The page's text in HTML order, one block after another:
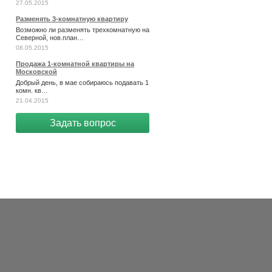
27.05.2015
Разменять 3-комнатную квартиру
Возможно ли разменять трехкомнатную на
Северной, нов.план…
08.05.2015
Продажа 1-комнатной квартиры на
Московской
Добрый день, в мае собираюсь подавать 1
комн. кв…
21.04.2015
Задать вопрос